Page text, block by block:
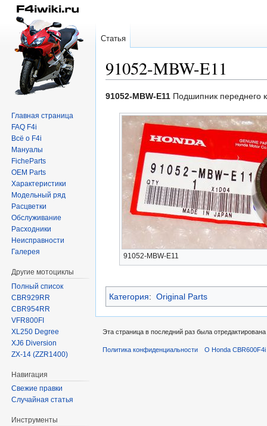
91052-MBW-E11
Перейти
навигации
Перейти
поиску
91052-MBW-E11 Подшипник переднего
91052-MBW-E11
Категория: Original Parts
Статья
Главная страница
FAQ F4i
Всё о F4i
Мануалы
FicheParts
OEM Parts
Характеристики
Модельный ряд
Расцветки
Обслуживание
Расходники
Неисправности
Галерея
Другие мотоциклы
Полный список
CBR929RR
CBR954RR
VFR800FI
XL250 Degree
XJ6 Diversion
ZX-14 (ZZR1400)
Навигация
Свежие правки
Случайная статья
Инструменты
Эта страница в последний раз была
Политика конфиденциальности О Honda CBR600F4i